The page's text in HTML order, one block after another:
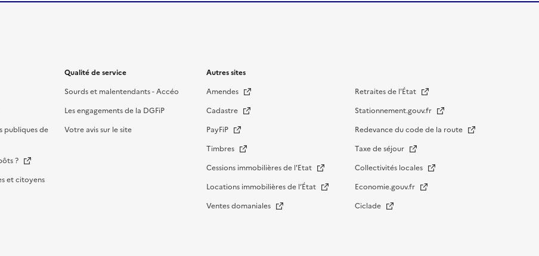
publiques de
?
et citoyens
Qualité de service
Sourds et malentendants - Accéo
Les engagements de la DGFiP
Votre avis sur le site
Autres sites
Amendes
Cadastre
PayFiP
Timbres
Cessions immobilières de l'Etat
Locations immobilières de l’État
Ventes domaniales
Retraites de l'État
Stationnement.gouv.fr
Redevance du code de la route
Taxe de séjour
Collectivités locales
Economie.gouv.fr
Ciclade